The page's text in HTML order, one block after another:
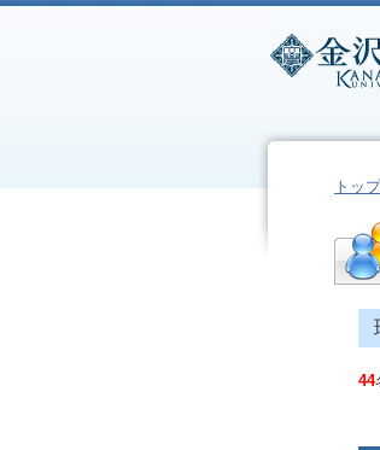
トッ
44